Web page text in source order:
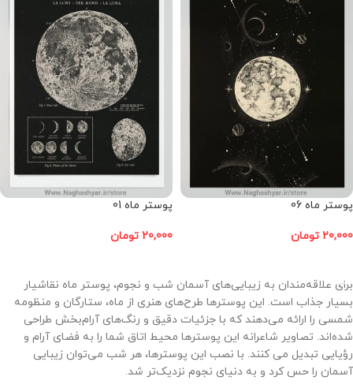
پوستر ماه 06
20,000 تومان
پوستر ماه 01
20,000 تومان
برای علاقه‌مندان به زیبایی‌های آسمان شب و نجوم، پوستر ماه نقاشیار
بسیار جذاب است. این پوسترها طرح‌های هنری از ماه، ستارگان و منظومه
شمسی را ارائه می‌دهند که با جزئیات دقیق و رنگ‌های آرام‌بخش طراحی
شده‌اند. تصاویر شاعرانه این پوسترها محیط اتاق شما را به فضای آرام و
رؤیایی تبدیل می کنند. با نصب این پوسترها، هر شب می‌توان زیبایی
آسمان را حس کرد و به دنیای نجوم نزدیک‌تر شد.